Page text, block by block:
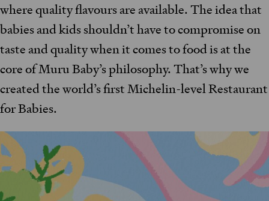
where quality flavours are available. The idea that
babies and kids shouldn’t have to compromise on
taste and quality when it comes to food is at the
core of Muru Baby’s philosophy. That’s why we
created the world’s first Michelin-level Restaurant
for Babies.